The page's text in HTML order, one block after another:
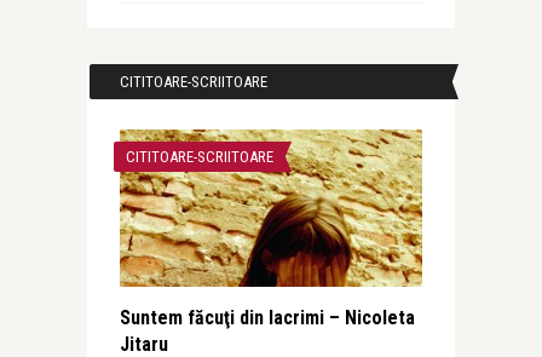
CITITOARE-SCRIITOARE
CITITOARE-SCRIITOARE
Suntem făcuţi din lacrimi – Nicoleta
Jitaru